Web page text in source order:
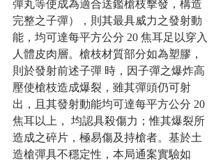
彈丸等使成為適合送鑑槍枝擊發，構造
完整之子彈），則其最具威力之發射動
能，均可達每平方公分 20 焦耳足以穿入
人體皮肉層。槍枝材質部分如為塑膠，
則於發射前述子彈 時，因子彈之爆炸高
壓使槍枝造成爆裂，雖其彈頭仍可射
出，且其發射動能均可達每平方公分 20
焦耳以上， 均認具殺傷力；惟其爆裂所
造成之碎片，極易傷及持槍者。基於土
造槍彈具不穩定性，本局通案實驗如